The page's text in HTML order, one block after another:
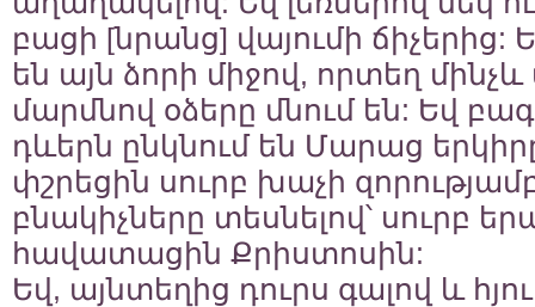
բացի [նրանց] վայումի ճիչերից:
են այն ձորի միջով, որտեղ
մարմնով օձերը մնում են: Եվ
դևերն ընկնում են Մարաց
փշրեցին սուրբ խաչի
բնակիչները տեսնելով՝ սուրբ
հավատացին Քրիստոսին:
Եվ, այնտեղից դուրս գալով և